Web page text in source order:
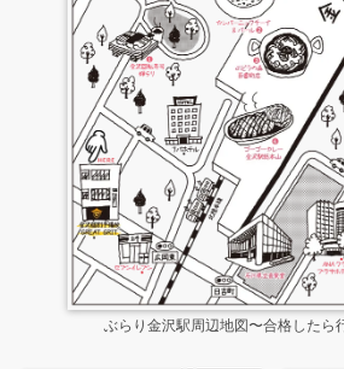
ぶらり金沢駅周辺地図〜合格したら